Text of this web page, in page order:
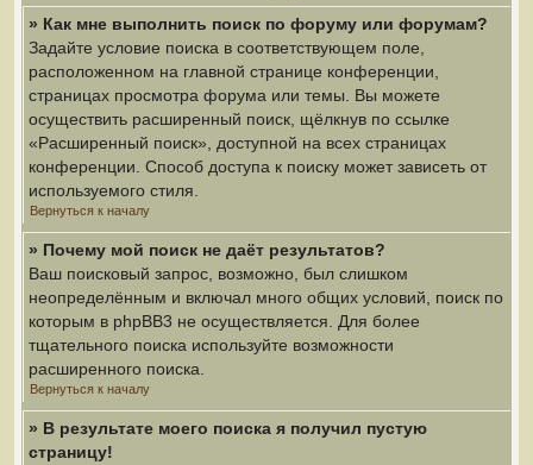
» Как мне выполнить поиск по форуму или форумам?
Задайте условие поиска в соответствующем поле,
расположенном на главной странице конференции,
страницах просмотра форума или темы. Вы можете
осуществить расширенный поиск, щёлкнув по ссылке
«Расширенный поиск», доступной на всех страницах
конференции. Способ доступа к поиску может зависеть от
используемого стиля.
Вернуться к началу
» Почему мой поиск не даёт результатов?
Ваш поисковый запрос, возможно, был слишком
неопределённым и включал много общих условий, поиск по
которым в phpBB3 не осуществляется. Для более
тщательного поиска используйте возможности
расширенного поиска.
Вернуться к началу
» В результате моего поиска я получил пустую
страницу!